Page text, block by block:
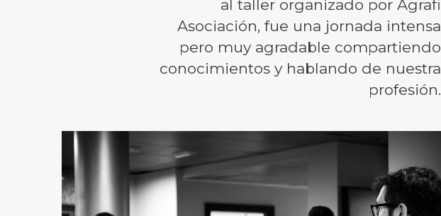
al taller organizado por Agrafi
Asociación, fue una jornada intensa
pero muy agradable compartiendo
conocimientos y hablando de nuestra
profesión.